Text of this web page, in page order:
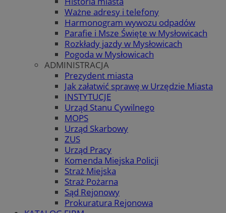
Ważne adresy i telefony
Harmonogram wywozu odpadów
Parafie i Msze Święte w Mysłowicach
Rozkłady jazdy w Mysłowicach
Pogoda w Mysłowicach
ADMINISTRACJA
Prezydent miasta
Jak załatwić sprawę w Urzędzie Miasta
INSTYTUCJE
Urząd Stanu Cywilnego
MOPS
Urząd Skarbowy
ZUS
Urząd Pracy
Komenda Miejska Policji
Straż Miejska
Straż Pożarna
Sąd Rejonowy
Prokuratura Rejonowa